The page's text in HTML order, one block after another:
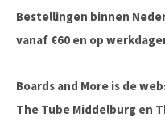
Bestellingen binnen
vanaf €60 en op
Boards and More is de
The Tube Middelburg en